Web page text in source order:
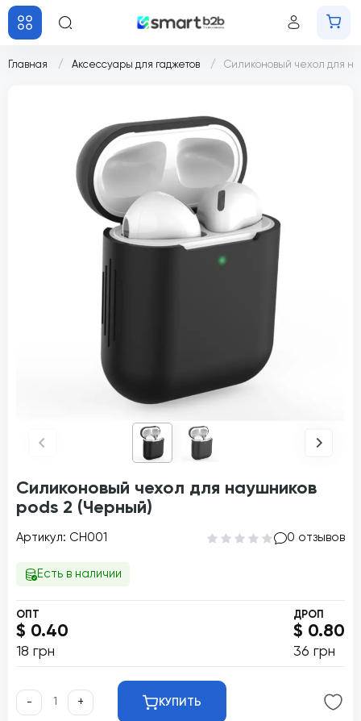
Главная Аксессуары для гаджетов Силиконовый чехол для
Силиконовый чехол для наушников
pods 2 (Черный)
Артикул: CH001 0 отзывов
Есть в наличии
ОПТ
$ 0.40
18 грн
ДРОП
$ 0.80
36 грн
- + КУПИТЬ